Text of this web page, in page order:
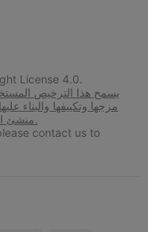
License 4.0.
مزجها وتكييفها والبناء
منشئ المحتوى. يسمح الترخيص بالاستخدام التجاري.
contact us to